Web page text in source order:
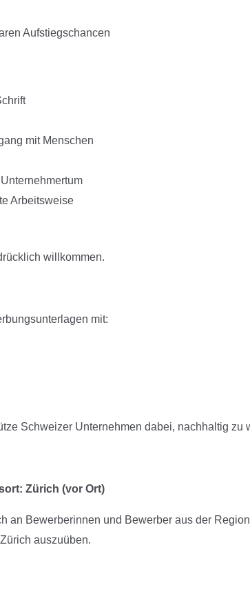
Aufstiegschancen
mit Menschen
Arbeitsweise
willkommen.
mit:
Schweizer Unternehmen dabei, nachhaltig zu
Zürich (vor Ort)
an Bewerberinnen und Bewerber aus der
auszuüben.